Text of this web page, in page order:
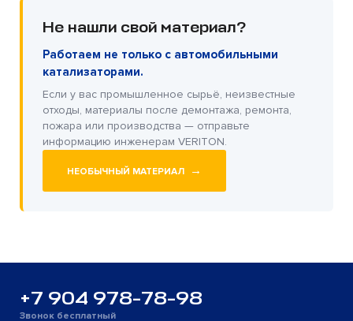
Не нашли свой материал?
Работаем не только с автомобильными
катализаторами.
Если у вас промышленное сырьё, неизвестные
отходы, материалы после демонтажа, ремонта,
пожара или производства — отправьте
информацию инженерам VERITON.
НЕОБЫЧНЫЙ МАТЕРИАЛ →
+7 904 978-78-98
Звонок бесплатный